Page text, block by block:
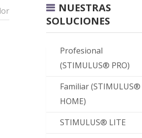
NUESTRAS
SOLUCIONES
Profesional
(STIMULUS® PRO)
Familiar (STIMULUS®
HOME)
STIMULUS® LITE